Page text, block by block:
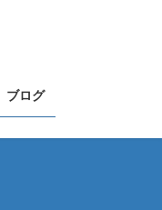
ブログ